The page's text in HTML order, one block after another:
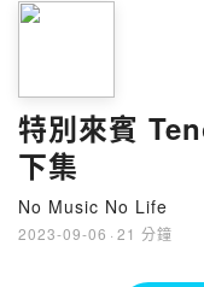
特別來賓
下集
No Music No Life
2023-09-06 · 21 分鐘